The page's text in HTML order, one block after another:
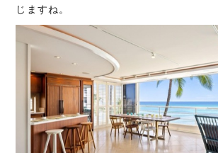
じますね。